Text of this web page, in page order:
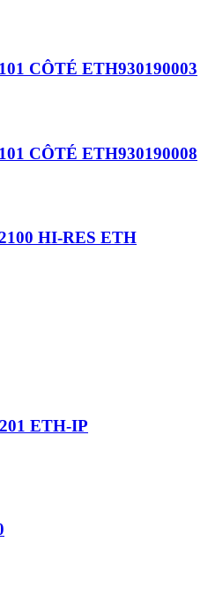
CÔTÉ ETH930190003
CÔTÉ ETH930190008
HI-RES ETH
ETH-IP